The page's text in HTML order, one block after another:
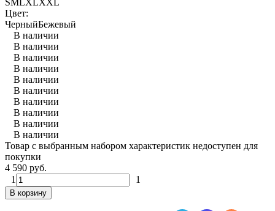
Цвет:
ЧерныйБежевый
В наличии
В наличии
В наличии
В наличии
В наличии
В наличии
В наличии
В наличии
В наличии
В наличии
Товар с выбранным набором характеристик недоступен для
покупки
4 590 руб.
1
1
В корзину